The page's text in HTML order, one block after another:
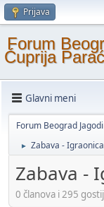
Prijava
Forum
Ćuprija
Glavni meni
Forum Beograd
► Zabava -
Zabava -
0 članova i 295